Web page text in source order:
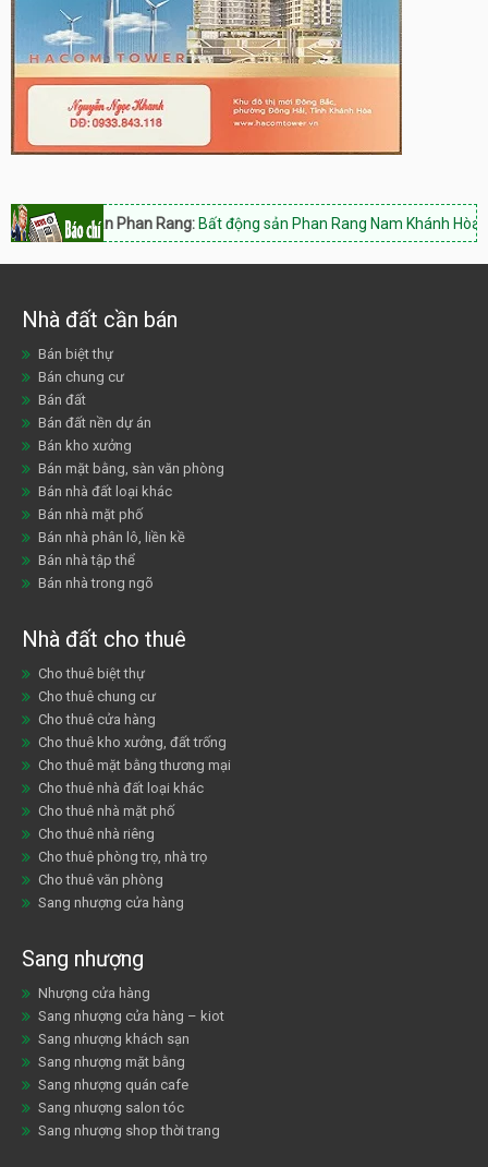
Phan Rang:Bất động sản Phan Rang Nam Khánh Hòa, Hotline:
Nhà đất cần bán
Bán biệt thự
Bán chung cư
Bán đất
Bán đất nền dự án
Bán kho xưởng
Bán mặt bằng, sàn văn phòng
Bán nhà đất loại khác
Bán nhà mặt phố
Bán nhà phân lô, liền kề
Bán nhà tập thể
Bán nhà trong ngõ
Nhà đất cho thuê
Cho thuê biệt thự
Cho thuê chung cư
Cho thuê cửa hàng
Cho thuê kho xưởng, đất trống
Cho thuê mặt bằng thương mại
Cho thuê nhà đất loại khác
Cho thuê nhà mặt phố
Cho thuê nhà riêng
Cho thuê phòng trọ, nhà trọ
Cho thuê văn phòng
Sang nhượng cửa hàng
Sang nhượng
Nhượng cửa hàng
Sang nhượng cửa hàng – kiot
Sang nhượng khách sạn
Sang nhượng mặt bằng
Sang nhượng quán cafe
Sang nhượng salon tóc
Sang nhượng shop thời trang